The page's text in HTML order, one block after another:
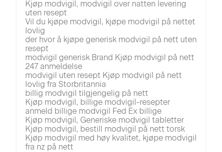
Kjøp modvigil, modvigil over natten levering
uten resept
Vil du kjøpe modvigil, kjøpe modvigil på nettet
lovlig
der hvor å kjøpe generisk modvigil på nett uten
resept
modvigil generisk Brand Kjøp modvigil på nett
247 anmeldelse
modvigil uten resept Kjøp modvigil på nett
lovlig fra Storbritannia
billig modvigil tilgjengelig på nett
Kjøp modvigil, billige modvigil-resepter
anmeld billige modvigil Fed Ex billige
Kjøp modvigil, Generiske modvigil tabletter
Kjøp modvigil, bestill modvigil på nett torsk
Kjøp modvigil med høy kvalitet, kjøpe modvigil
fra nz på nett